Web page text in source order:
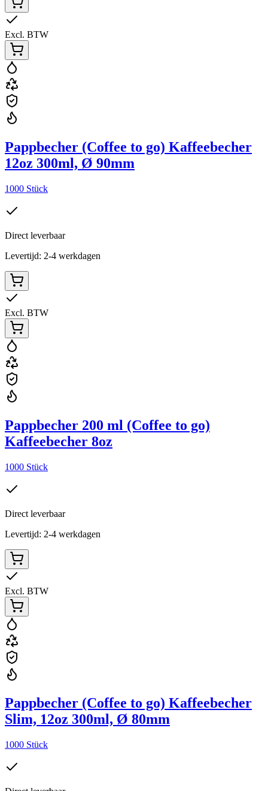
Excl. BTW
Pappbecher (Coffee to go) Kaffeebecher
12oz 300ml, Ø 90mm
1000 Stück
Direct leverbaar
Levertijd: 2-4 werkdagen
Excl. BTW
Pappbecher 200 ml (Coffee to go)
Kaffeebecher 8oz
1000 Stück
Direct leverbaar
Levertijd: 2-4 werkdagen
Excl. BTW
Pappbecher (Coffee to go) Kaffeebecher
Slim, 12oz 300ml, Ø 80mm
1000 Stück